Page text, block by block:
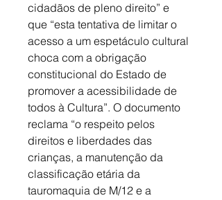
cidadãos de pleno direito” e
que “esta tentativa de limitar o
acesso a um espetáculo cultural
choca com a obrigação
constitucional do Estado de
promover a acessibilidade de
todos à Cultura”. O documento
reclama “o respeito pelos
direitos e liberdades das
crianças, a manutenção da
classificação etária da
tauromaquia de M/12 e a